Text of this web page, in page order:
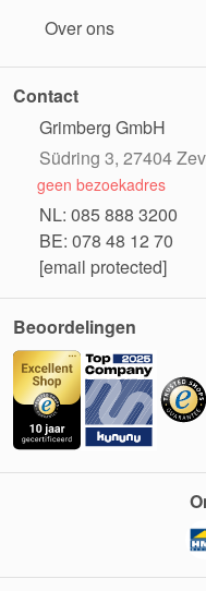
Over ons
Contact
Grimberg GmbH
Südring 3, 27404
geen bezoekadres
NL: 085 888 3200
BE: 078 48 12 70
[email protected]
Beoordelingen